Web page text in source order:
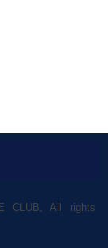
CLUB, All rights